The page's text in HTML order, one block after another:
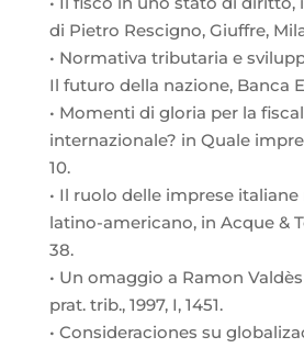
di Pietro Rescigno, Giuffre,
• Normativa tributaria e
Il futuro della nazione, Banca
• Momenti di gloria per la
internazionale? in Quale
10.
• Il ruolo delle imprese
latino-americano, in Acque &
38.
• Un omaggio a Ramon
prat. trib., 1997, I, 1451.
• Consideraciones su